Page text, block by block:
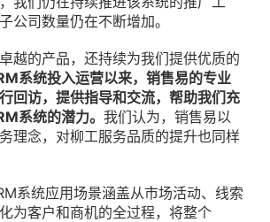
公司数量仍在不断增加。
越的产品，还持续为我们提供优质的
系统投入运营以来，销售易的专业
回访，提供指导和交流，帮助我们充
系统的潜力。 我们认为，销售易以
理念，对柳工服务品质的提升也同样
系统应用场景涵盖从市场活动、线索
为客户和商机的全过程，将整个